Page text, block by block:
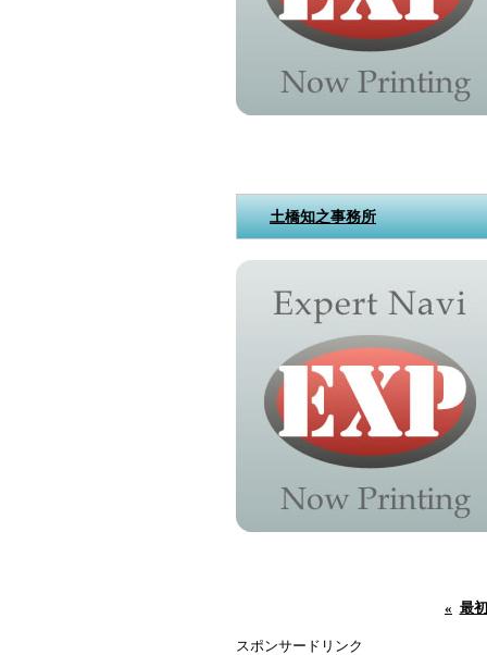
土橋知之事務所
« 最初
スポンサードリンク